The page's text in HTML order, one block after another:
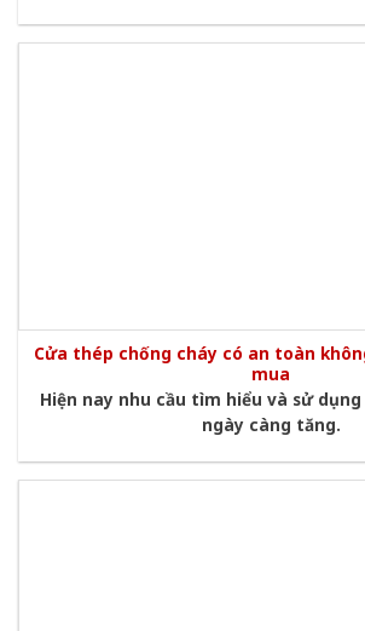
Cửa thép chống cháy có an toàn
mua
Hiện nay nhu cầu tìm hiểu và sử
ngày càng tăng.